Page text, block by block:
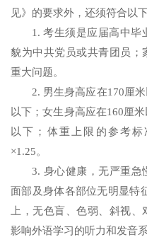
见》的要求外，还须符合以
1. 考生须是应届高中毕
貌为中共党员或共青团员；
重大问题。
2. 男生身高应在170厘
以下；女生身高应在160厘
以下；体重上限的参考标
×1.25。
3. 身心健康，无严重急
面部及身体各部位无明显特
上，无色盲、色弱、斜视
影响外语学习的听力和发音系